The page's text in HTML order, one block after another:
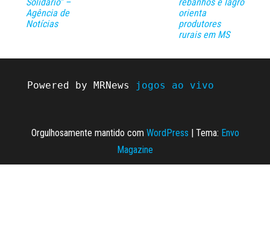
Agência de
Notícias
orienta
produtores
rurais em MS
Powered by MRNews jogos ao vivo
Orgulhosamente mantido com WordPress Tema: Envo
Magazine